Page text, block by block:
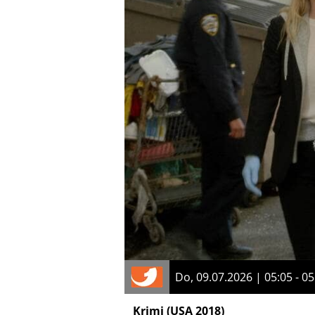
Do, 09.07.2026 | 05:05 -
Krimi (USA 2018)